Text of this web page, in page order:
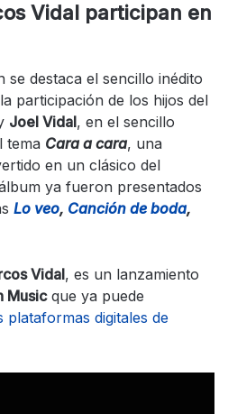
Vidal participan en
destaca el sencillo inédito
participación de los hijos del
Joel Vidal, en el sencillo
tema Cara a cara, una
en un clásico del
ya fueron presentados
Lo veo, Canción de boda,
Vidal, es un lanzamiento
Musicque ya puede
digitales de